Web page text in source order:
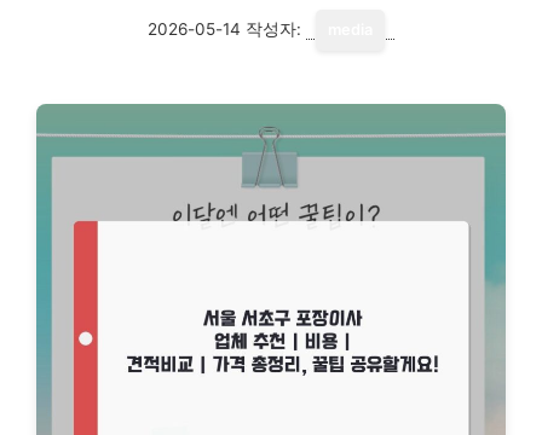
2026-05-14 작성자: